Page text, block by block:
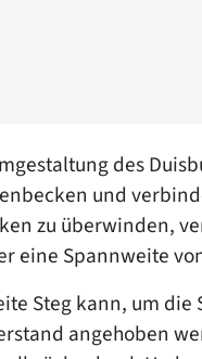
des
und
zu überwinden,
eine Spannweite
Steg kann, um
angehoben